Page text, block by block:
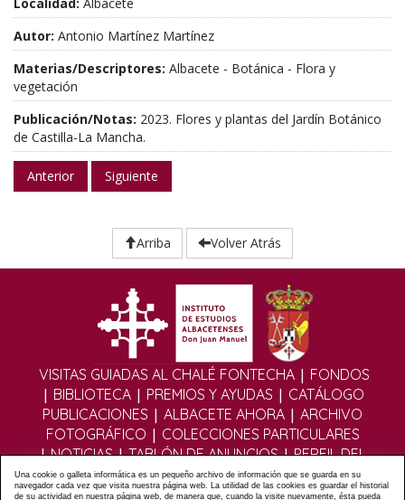
Localidad: Albacete
Autor: Antonio Martínez Martínez
Materias/Descriptores: Albacete - Botánica - Flora y
vegetación
Publicación/Notas: 2023. Flores y plantas del Jardín Botánico
de Castilla-La Mancha.
Anterior Siguiente
Arriba Volver Atrás
VISITAS GUIADAS AL CHALÉ FONTECHA | FONDOS
| BIBLIOTECA| PREMIOS Y AYUDAS | CATÁLOGO
PUBLICACIONES | ALBACETE AHORA | ARCHIVO
FOTOGRÁFICO | COLECCIONES PARTICULARES
|NOTICIAS|TABLÓN DE ANUNCIOS|PERFIL DEL
CONTRATANTE|EDITORIAL DIGITAL|MULTIMEDIA
|FOROS|FORMULARIO DE CONTACTO|POLÍTICA
Una cookie o galleta informática es un pequeño archivo de información que se guarda en su
navegador cada vez que visita nuestra página web. La utilidad de las cookies es guardar el historial
de su actividad en nuestra página web, de manera que, cuando la visite nuevamente, ésta pueda